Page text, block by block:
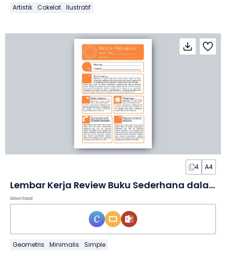
Artistik Cokelat Ilustratif
4 A4
Lembar Kerja Review Buku Sederhana dalam Slide
Download
Geometris Minimalis Simple